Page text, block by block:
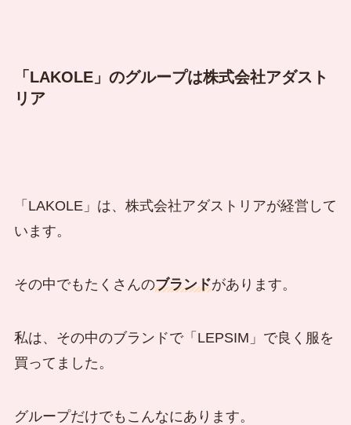
「LAKOLE」のグループは株式会社アダスト
リア
「LAKOLE」は、株式会社アダストリアが経営して
います。
その中でもたくさんのブランドがあります。
私は、その中のブランドで「LEPSIM」で良く服を
買ってました。
グループだけでもこんなにあります。